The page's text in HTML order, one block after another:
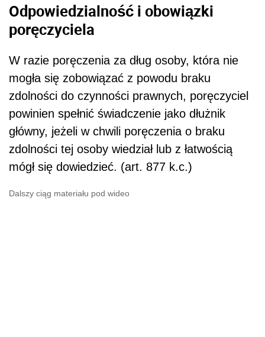
Odpowiedzialność i obowiązki
poręczyciela
W razie poręczenia za dług osoby, która nie
mogła się zobowiązać z powodu braku
zdolności do czynności prawnych, poręczyciel
powinien spełnić świadczenie jako dłużnik
główny, jeżeli w chwili poręczenia o braku
zdolności tej osoby wiedział lub z łatwością
mógł się dowiedzieć. (art. 877 k.c.)
Dalszy ciąg materiału pod wideo